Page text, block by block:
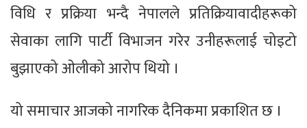
विधि र प्रक्रिया भन्दै नेपालले प्रतिक्रियावादीहरूको
सेवाका लागि पार्टी विभाजन गरेर उनीहरूलाई चोइटो
बुझाएको ओलीको आरोप थियो ।
यो समाचार आजको नागरिक दैनिकमा प्रकाशित छ ।